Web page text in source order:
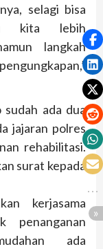
selagi bisa
kita lebih
langkah
sudah ada dua
jajaran polres
rehabilitasi.
surat kepada
kerjasama
penanganan
ada